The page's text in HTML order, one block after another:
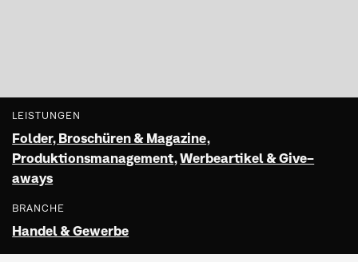
LEISTUNGEN
Folder, Broschüren & Magazine,
Produktionsmanagement,Werbeartikel & Give-
aways
BRANCHE
Handel & Gewerbe